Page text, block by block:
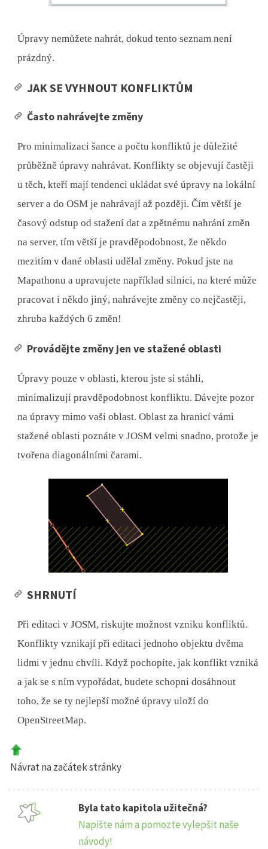
Úpravy nemůžete nahrát, dokud tento seznam není
prázdný.
JAK SE VYHNOUT KONFLIKTŮM
Často nahrávejte změny
Pro minimalizaci šance a počtu konfliktů je důležité
průběžně úpravy nahrávat. Konflikty se objevují častěji
u těch, kteří mají tendenci ukládat své úpravy na lokální
server a do OSM je nahrávají až později. Čím větší je
časový odstup od stažení dat a zpětnému nahrání změn
na server, tím větší je pravděpodobnost, že někdo
mezitím v dané oblasti udělal změny. Pokud jste na
Mapathonu a upravujete například silnici, na které může
pracovat i někdo jiný, nahrávejte změny co nejčastěji,
zhruba každých 6 změn!
Provádějte změny jen ve stažené oblasti
Úpravy pouze v oblasti, kterou jste si stáhli,
minimalizují pravděpodobnost konfliktu. Dávejte pozor
na úpravy mimo vaši oblast. Oblast za hranicí vámi
stažené oblasti poznáte v JOSM velmi snadno, protože je
tvořena diagonálními čarami.
SHRNUTÍ
Při editaci v JOSM, riskujte možnost vzniku konfliktů.
Konflikty vznikají při editaci jednoho objektu dvěma
lidmi v jednu chvíli. Když pochopíte, jak konflikt vzniká
a jak se s ním vypořádat, budete schopni dosáhnout
toho, že se ty nejlepší možné úpravy uloží do
OpenStreetMap.
Návrat na začátek stránky
Byla tato kapitola užitečná?
Napište nám a pomozte vylepšit naše
návody!